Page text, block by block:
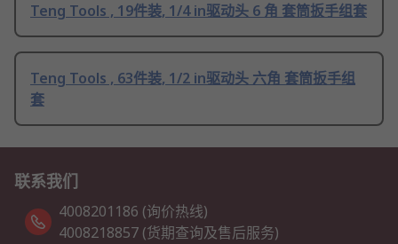
Teng Tools , 19件装, 1/4 in驱动头 6 角 套筒扳手组套
Teng Tools , 63件装, 1/2 in驱动头 六角 套筒扳手组
套
联系我们
4008201186 (询价热线)
4008218857 (货期查询及售后服务)